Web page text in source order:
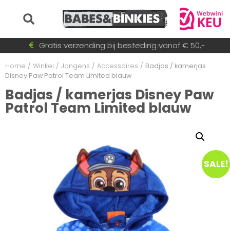
Betaal achteraf met AfterPay
Snel wisselende collectie
Gratis verzending bij besteding vanaf € 50,-
Voor 15:30 besteld = dezelfde dag verzonden!
Home / Winkel / Jongens / Accessoires / Badjas / kamerjas
Disney Paw Patrol Team Limited blauw
Badjas / kamerjas Disney Paw
Patrol Team Limited blauw
SALE!